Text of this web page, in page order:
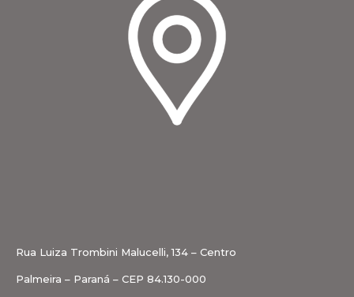
Rua Luiza Trombini Malucelli, 134 – Centro
Palmeira – Paraná – CEP 84.130-000